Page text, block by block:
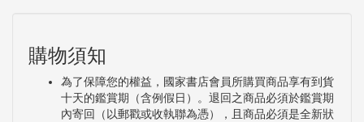
購物須知
為了保障您的權益，國家書店會員所購買商品享有到貨
十天的鑑賞期（含例假日）。退回之商品必須於鑑賞期
內寄回（以郵戳或收執聯為憑），且商品必須是全新狀